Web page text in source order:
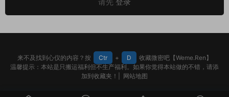
来不及找到心仪的内容？按 Ctr + D
收藏微密吧【Weme.Ren】
温馨提示：本站是只搬运福利但不生产福利。如果你觉得本站做的不错，请添
加到收藏夹！| 网站地图